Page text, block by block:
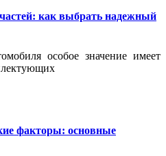
как выбрать надежный
особое значение имеет
факторы: основные